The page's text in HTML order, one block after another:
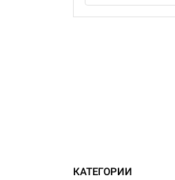
КАТЕГОРИИ